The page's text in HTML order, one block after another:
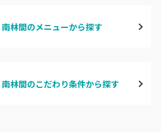
林間のメニューから探す
林間のこだわり条件から探す